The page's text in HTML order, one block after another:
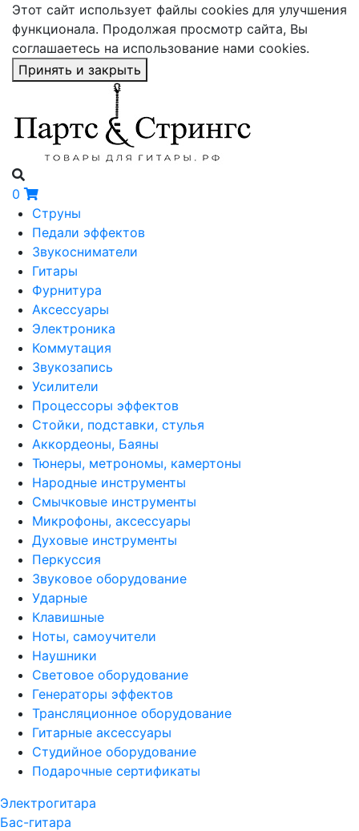
Этот сайт использует файлы cookies для улучшения
функционала. Продолжая просмотр сайта, Вы
соглашаетесь на использование нами cookies.
Принять и закрыть
0
Струны
Педали эффектов
Звукосниматели
Гитары
Фурнитура
Аксессуары
Электроника
Коммутация
Звукозапись
Усилители
Процессоры эффектов
Стойки, подставки, стулья
Аккордеоны, Баяны
Тюнеры, метрономы, камертоны
Народные инструменты
Смычковые инструменты
Микрофоны, аксессуары
Духовые инструменты
Перкуссия
Звуковое оборудование
Ударные
Клавишные
Ноты, самоучители
Наушники
Световое оборудование
Генераторы эффектов
Трансляционное оборудование
Гитарные аксессуары
Студийное оборудование
Подарочные сертификаты
Электрогитара
Бас-гитара